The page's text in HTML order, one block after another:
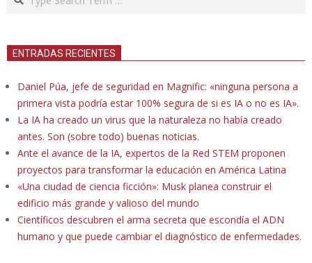
ENTRADAS RECIENTES
Daniel Púa, jefe de seguridad en Magnific: «ninguna persona a
primera vista podría estar 100% segura de si es IA o no es IA».
La IA ha creado un virus que la naturaleza no había creado
antes. Son (sobre todo) buenas noticias.
Ante el avance de la IA, expertos de la Red STEM proponen
proyectos para transformar la educación en América Latina
«Una ciudad de ciencia ficción»: Musk planea construir el
edificio más grande y valioso del mundo
Científicos descubren el arma secreta que escondía el ADN
humano y que puede cambiar el diagnóstico de enfermedades.